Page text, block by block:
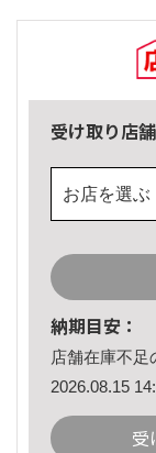
受け取り店舗
お店を選ぶ
納期目安：
店舗在庫不足
2026.08.15
受